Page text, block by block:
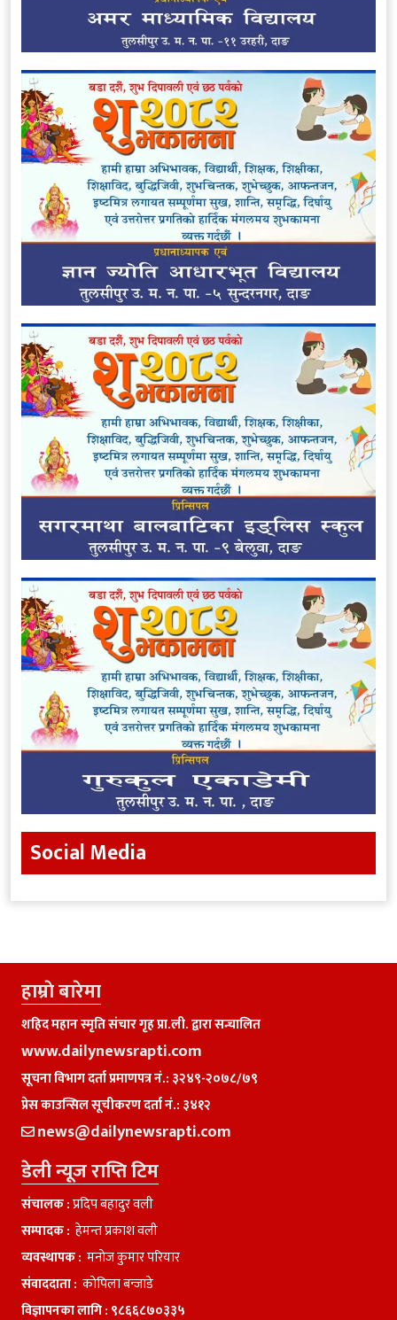
Social Media
हाम्राे बारेमा
शहिद महान स्मृति संचार गृह प्रा.ली. द्वारा सन्चालित
www.dailynewsrapti.com
सूचना विभाग दर्ता प्रमाणपत्र नं.: ३२४९-२०७८/७९
प्रेस काउन्सिल सूचीकरण दर्ता नं.: ३४१२
news@dailynewsrapti.com
डेली न्यूज राप्ति टिम
संचालक :प्रदिप बहादुर वली
सम्पादक : हेमन्त प्रकाश वली
व्यवस्थापक : मनाेज कुमार परियार
संवाददाता : काेपिला बन्जाडे
विज्ञापनका लागि : ९८६६८७०३३५